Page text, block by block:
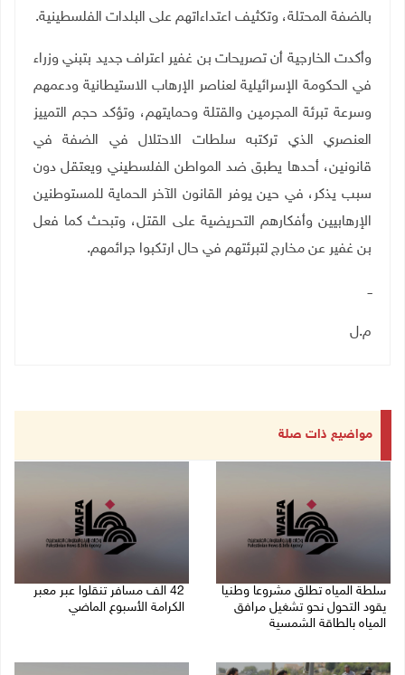
بالضفة المحتلة، وتكثيف اعتداءاتهم على البلدات الفلسطينية.
وأكدت الخارجية أن تصريحات بن غفير اعتراف جديد بتبني وزراء
في الحكومة الإسرائيلية لعناصر الإرهاب الاستيطانية ودعمهم
وسرعة تبرئة المجرمين والقتلة وحمايتهم، وتؤكد حجم التمييز
العنصري الذي تركتبه سلطات الاحتلال في الضفة في
قانونين، أحدها يطبق ضد المواطن الفلسطيني ويعتقل دون
سبب يذكر، في حين يوفر القانون الآخر الحماية للمستوطنين
الإرهابيين وأفكارهم التحريضية على القتل، وتبحث كما فعل
بن غفير عن مخارج لتبرئتهم في حال ارتكبوا جرائمهم.
ــ
م.ل
مواضيع ذات صلة
سلطة المياه تطلق مشروعا وطنيا
يقود التحول نحو تشغيل مرافق
المياه بالطاقة الشمسية
42 الف مسافر تنقلوا عبر معبر
الكرامة الأسبوع الماضي